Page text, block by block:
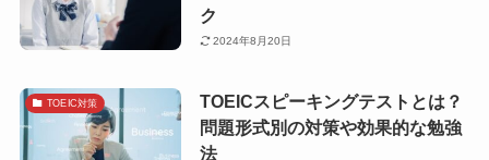
ク
2024年8月20日
TOEIC対策
TOEICスピーキングテストとは？
問題形式別の対策や効果的な勉強
法